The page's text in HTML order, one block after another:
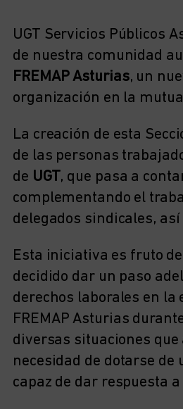
UGT Servicios Públicos
de nuestra comunidad
FREMAP Asturias, un
organización en la
La creación de esta
de las personas
de UGT, que pasa a
complementando el
delegados sindicales,
Esta iniciativa es fruto
decidido dar un paso
derechos laborales en
FREMAP Asturias
diversas situaciones
necesidad de dotarse
capaz de dar respuesta